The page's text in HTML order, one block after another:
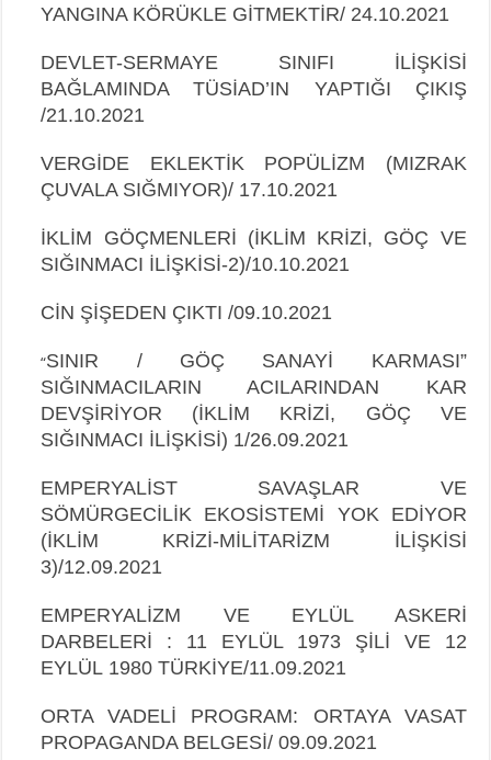
YANGINA KÖRÜKLE GİTMEKTİR/ 24.10.2021
DEVLET-SERMAYE SINIFI İLİŞKİSİ
BAĞLAMINDA TÜSİAD’IN YAPTIĞI ÇIKIŞ
/21.10.2021
VERGİDE EKLEKTİK POPÜLİZM (MIZRAK
ÇUVALA SIĞMIYOR)/ 17.10.2021
İKLİM GÖÇMENLERİ (İKLİM KRİZİ, GÖÇ VE
SIĞINMACI İLİŞKİSİ-2)/10.10.2021
CİN ŞİŞEDEN ÇIKTI /09.10.2021
“SINIR / GÖÇ SANAYİ KARMASI”
SIĞINMACILARIN ACILARINDAN KAR
DEVŞİRİYOR (İKLİM KRİZİ, GÖÇ VE
SIĞINMACI İLİŞKİSİ) 1/26.09.2021
EMPERYALİST SAVAŞLAR VE
SÖMÜRGECİLİK EKOSİSTEMİ YOK EDİYOR
(İKLİM KRİZİ-MİLİTARİZM İLİŞKİSİ
3)/12.09.2021
EMPERYALİZM VE EYLÜL ASKERİ
DARBELERİ : 11 EYLÜL 1973 ŞİLİ VE 12
EYLÜL 1980TÜRKİYE/11.09.2021
ORTA VADELİ PROGRAM: ORTAYA VASAT
PROPAGANDA BELGESİ/ 09.09.2021